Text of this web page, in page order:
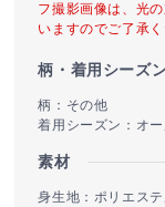
フ撮影画像は、光
いますのでご了承く
柄・着用シーズ
柄：その他
着用シーズン：オ
素材
身生地：ポリエス